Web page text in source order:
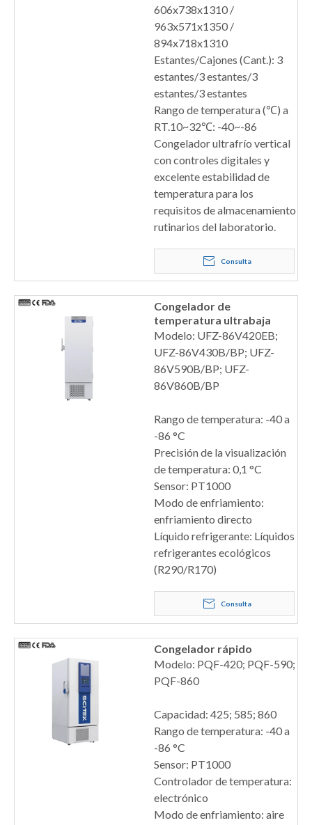
606x738x1310 /
963x571x1350 /
894x718x1310
Estantes/Cajones (Cant.): 3
estantes/3 estantes/3
estantes/3 estantes
Rango de temperatura (℃) a
RT.10~32℃: -40~-86
Congelador ultrafrío vertical
con controles digitales y
excelente estabilidad de
temperatura para los
requisitos de almacenamiento
rutinarios del laboratorio.
Consulta
Congelador de
temperatura ultrabaja
Modelo: UFZ-86V420EB;
UFZ-86V430B/BP; UFZ-
86V590B/BP; UFZ-
86V860B/BP
Rango de temperatura: -40 a
-86 °C
Precisión de la visualización
de temperatura: 0,1 °C
Sensor: PT1000
Modo de enfriamiento:
enfriamiento directo
Líquido refrigerante: Líquidos
refrigerantes ecológicos
(R290/R170)
Consulta
Congelador rápido
Modelo: PQF-420; PQF-590;
PQF-860
Capacidad: 425; 585; 860
Rango de temperatura: -40 a
-86 °C
Sensor: PT1000
Controlador de temperatura:
electrónico
Modo de enfriamiento: aire